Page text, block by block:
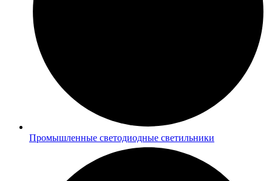
Промышленные светодиодные светильники